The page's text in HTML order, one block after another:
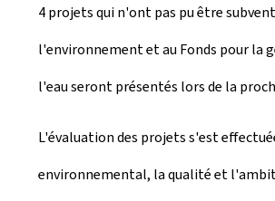
4 projets qui n'ont pas pu être
l'environnement et au Fonds pour la
l'eau seront présentés lors de la
L'évaluation des projets s'est
environnemental, la qualité et